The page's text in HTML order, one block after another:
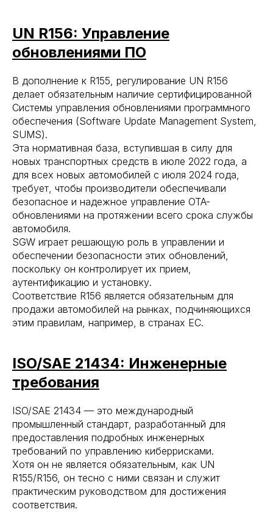
UN R156: Управление
обновлениями ПО
В дополнение к R155, регулирование UN R156
делает обязательным наличие сертифицированной
Системы управления обновлениями программного
обеспечения (Software Update Management System,
SUMS).
Эта нормативная база, вступившая в силу для
новых транспортных средств в июле 2022 года, а
для всех новых автомобилей с июля 2024 года,
требует, чтобы производители обеспечивали
безопасное и надежное управление OTA-
обновлениями на протяжении всего срока службы
автомобиля.
SGW играет решающую роль в управлении и
обеспечении безопасности этих обновлений,
поскольку он контролирует их прием,
аутентификацию и установку.
Соответствие R156 является обязательным для
продажи автомобилей на рынках, подчиняющихся
этим правилам, например, в странах ЕС.
ISO/SAE 21434: Инженерные
требования
ISO/SAE 21434 — это международный
промышленный стандарт, разработанный для
предоставления подробных инженерных
требований по управлению киберрисками.
Хотя он не является обязательным, как UN
R155/R156, он тесно с ними связан и служит
практическим руководством для достижения
соответствия.